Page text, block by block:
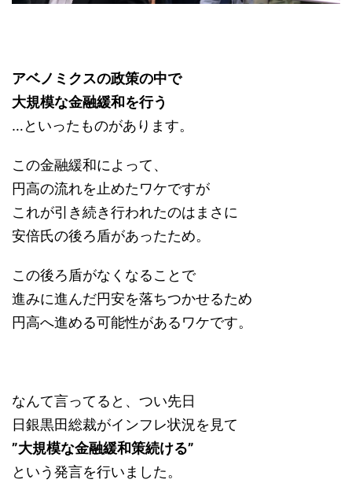
アベノミクスの政策の中で
大規模な金融緩和を行う
…といったものがあります。
この金融緩和によって、
円高の流れを止めたワケですが
これが引き続き行われたのはまさに
安倍氏の後ろ盾があったため。
この後ろ盾がなくなることで
進みに進んだ円安を落ちつかせるため
円高へ進める可能性があるワケです。
なんて言ってると、つい先日
日銀黒田総裁がインフレ状況を見て
”大規模な金融緩和策続ける”
という発言を行いました。